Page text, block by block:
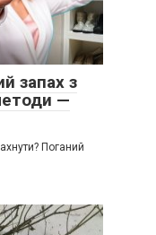
запах з
—
Поганий